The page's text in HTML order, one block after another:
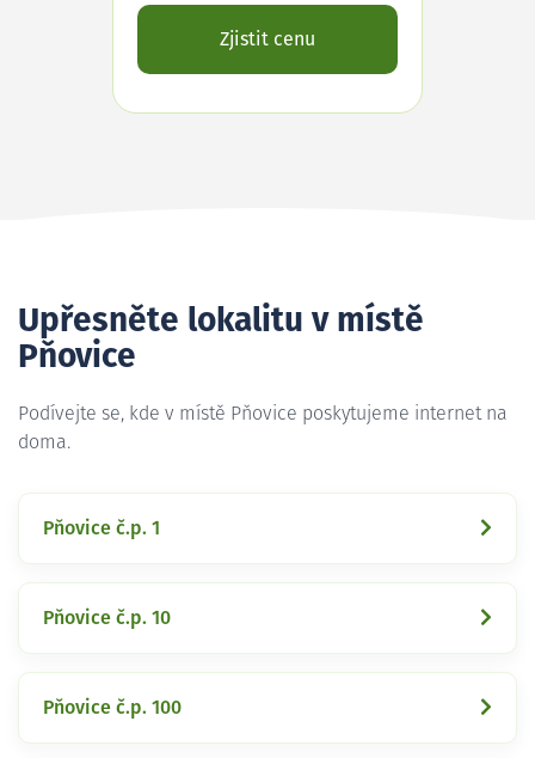
Zjistit cenu
Upřesněte lokalitu v místě
Pňovice
Podívejte se, kde v místě Pňovice poskytujeme internet na
doma.
Pňovice č.p. 1
Pňovice č.p. 10
Pňovice č.p. 100